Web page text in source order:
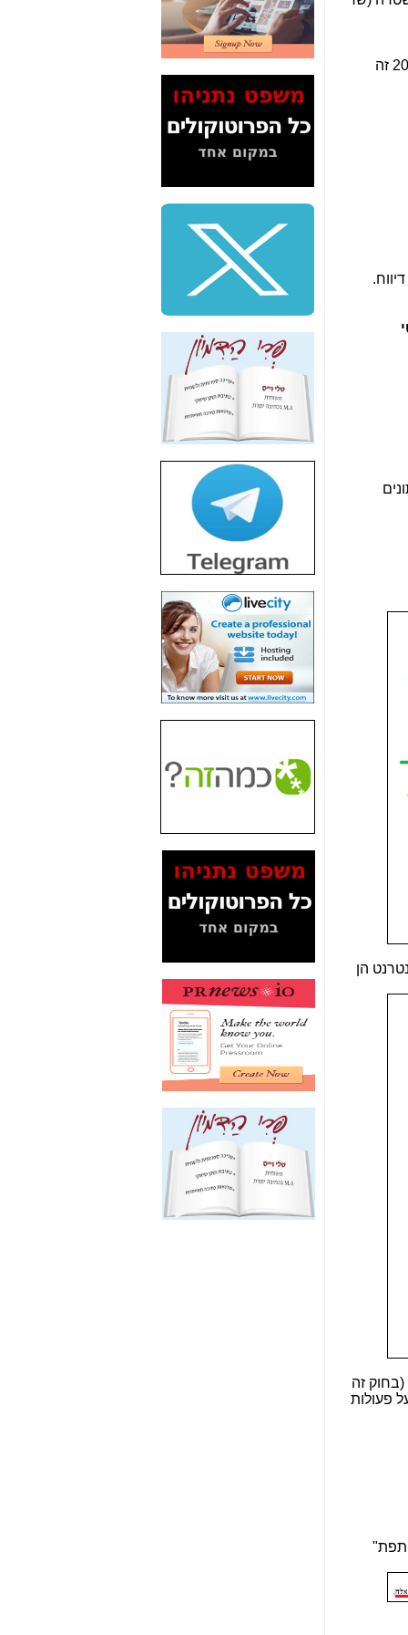
) וב-2020 זה
הן
(בחוק זה
פעולות
2" על תעלולי השר
משה כחלון -כאן
המשך חשיפת הבלוף
ששמו "מהפיכת
הסלולר" ואיך מסרסים
את הנתונים לציבור -
כאן
סיכום ביקור בסיליקון
משקיעות ומפתחות
באותם תחומים -כאן
שלמה פילבר (עד
לאחרונה מנכ"ל משרד
התקשורת) - עד
מדינה? הצחקתם
"יש אפליה בחקירה"?
חשיפה: למה השר
משה כחלון לא נחקר
עד היום? -
כאן
חשיפת חשד לשחיתות
הדומה לזו של "תיק
הסלולר -כאן
חשיפת מה שלא
רוצים שתדעו בעניין
פריסת אנלימיטד
(בניחוח בלתי נסבל) -
כאן
חשיפה: איוב קרא
אישר לקבוצת סלקום
בדיוק מה שביבי אישר
כאן
האם השר איוב קרא
היה צריך בכלל לחתום
האם ביבי וקרא קבלו
בכלל תמורה עבור
ההטבות הרגולטוריות
המסמכים בנושא בזק-
Yes (תיק 4000)
מוכיחים "תפירת תיק"
לאיש הלא נכון! -כאן
עובדות ומסמכים
האם ביבי כשר
תקשורת עזר לקב'
בזק? -כאן
מה מקור ה-Fake
News שהביא לתפירת
תיק לביבי והעלמת
החשודים הנכונים -כאן
אחת הרגליים של "תיק
4000 התפור"
התמוטטה היום
בניצחון (כפול) של בזק
-
כאן
איך כתבות מפנקות
הפכו לפתע לטובת